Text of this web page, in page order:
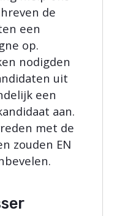
de
een
op.
nodigden
uit
een
aan.
met de
zouden EN